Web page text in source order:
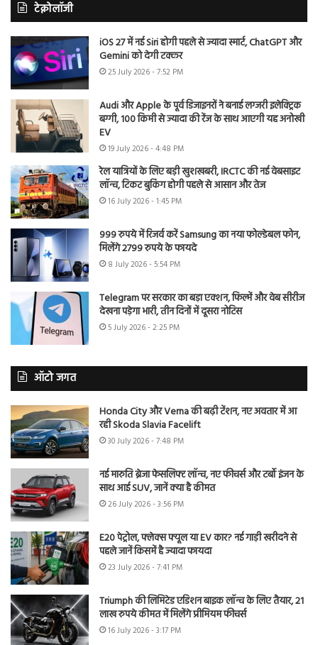
टेक्नोलॉजी
iOS 27 में नई Siri होगी पहले से ज्यादा स्मार्ट, ChatGPT और
Gemini को देगी टक्कर
25 July 2026 - 7:52 PM
Audi और Apple के पूर्व डिजाइनरों ने बनाई लग्जरी इलेक्ट्रिक
बग्गी, 100 किमी से ज्यादा की रेंज के साथ आएगी यह अनोखी
EV
19 July 2026 - 4:48 PM
रेल यात्रियों के लिए बड़ी खुशखबरी, IRCTC की नई वेबसाइट
लॉन्च, टिकट बुकिंग होगी पहले से आसान और तेज
16 July 2026 - 1:45 PM
999 रुपये में रिजर्व करें Samsung का नया फोल्डेबल फोन,
मिलेंगे 2799 रुपये के फायदे
8 July 2026 - 5:54 PM
Telegram पर सरकार का बड़ा एक्शन, फिल्में और वेब सीरीज
देखना पड़ेगा भारी, तीन दिनों में दूसरा नोटिस
5 July 2026 - 2:25 PM
ऑटो जगत
Honda City और Verna की बढ़ी टेंशन, नए अवतार में आ
रही Skoda Slavia Facelift
30 July 2026 - 7:48 PM
नई मारुति ब्रेजा फेसलिफ्ट लॉन्च, नए फीचर्स और टर्बो इंजन के
साथ आई SUV, जानें क्या है कीमत
26 July 2026 - 3:56 PM
E20 पेट्रोल, फ्लेक्स फ्यूल या EV कार? नई गाड़ी खरीदने से
पहले जानें किसमें है ज्यादा फायदा
23 July 2026 - 7:41 PM
Triumph की लिमिटेड एडिशन बाइक लॉन्च के लिए तैयार, 21
लाख रुपये कीमत में मिलेंगे प्रीमियम फीचर्स
16 July 2026 - 3:17 PM